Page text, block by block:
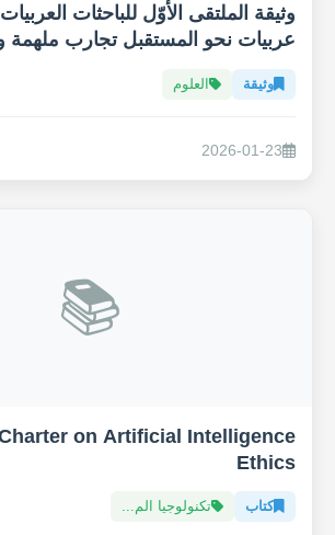
وثيقة الملتقى الأوّل للباحثات
عربيات نحو المستقبل تجارب ملهمة
وثيقة العلوم
2026-01-23
📚
on Artificial Intelligence
Ethics
كتاب تكنولوجيا الم...